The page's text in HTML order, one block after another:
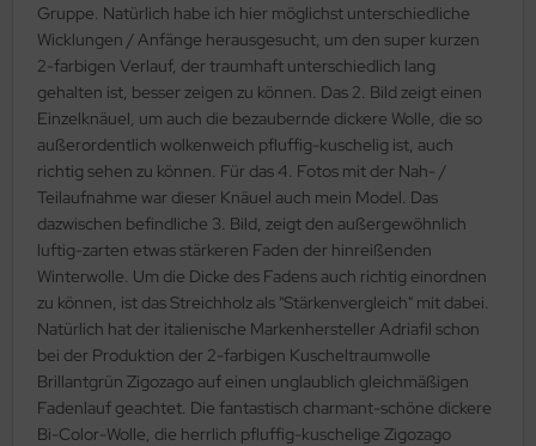
Gruppe. Natürlich habe ich hier möglichst unterschiedliche
Wicklungen / Anfänge herausgesucht, um den super kurzen
2-farbigen Verlauf, der traumhaft unterschiedlich lang
gehalten ist, besser zeigen zu können. Das 2. Bild zeigt einen
Einzelknäuel, um auch die bezaubernde dickere Wolle, die so
außerordentlich wolkenweich pfluffig-kuschelig ist, auch
richtig sehen zu können. Für das 4. Fotos mit der Nah- /
Teilaufnahme war dieser Knäuel auch mein Model. Das
dazwischen befindliche 3. Bild, zeigt den außergewöhnlich
luftig-zarten etwas stärkeren Faden der hinreißenden
Winterwolle. Um die Dicke des Fadens auch richtig einordnen
zu können, ist das Streichholz als "Stärkenvergleich" mit dabei.
Natürlich hat der italienische Markenhersteller Adriafil schon
bei der Produktion der 2-farbigen Kuscheltraumwolle
Brillantgrün Zigozago auf einen unglaublich gleichmäßigen
Fadenlauf geachtet. Die fantastisch charmant-schöne dickere
Bi-Color-Wolle, die herrlich pfluffig-kuschelige Zigozago